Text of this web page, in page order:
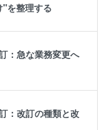
を整理する
：急な業務変更へ
：改訂の種類と改